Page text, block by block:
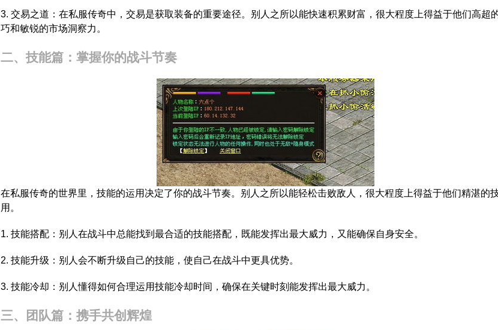
3. 交易之道：在私服传奇中，交易是获取装备的重要途径。别人之所以能快速积累财富，很大程度上得益于他们高超
巧和敏锐的市场洞察力。
二、技能篇：掌握你的战斗节奏
在私服传奇的世界里，技能的运用决定了你的战斗节奏。别人之所以能轻松击败敌人，很大程度上得益于他们精湛的
用。
1. 技能搭配：别人在战斗中总能找到最合适的技能搭配，既能发挥出最大威力，又能确保自身安全。
2. 技能升级：别人会不断升级自己的技能，使自己在战斗中更具优势。
3. 技能冷却：别人懂得如何合理运用技能冷却时间，确保在关键时刻能发挥出最大威力。
三、团队篇：携手共创辉煌